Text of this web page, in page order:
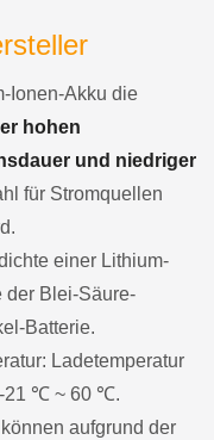
Ionen-Akku die
hohen
und niedriger
für Stromquellen
einer Lithium-
der Blei-Säure-
Batterie.
Ladetemperatur
21 ℃ ~ 60 ℃.
aufgrund der